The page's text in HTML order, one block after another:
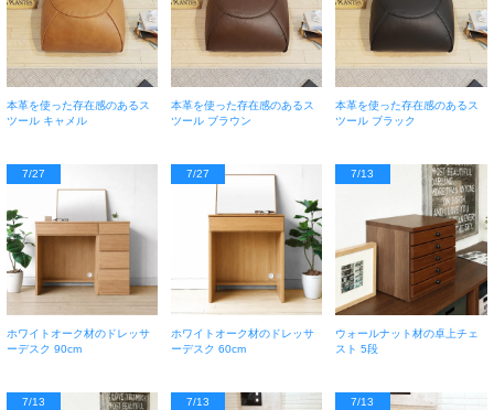
本革を使った存在感のあるス
ツール キャメル
本革を使った存在感のあるス
ツール ブラウン
本革を使った存在感のあるス
ツール ブラック
7/27
ホワイトオーク材のドレッサ
ーデスク 90cm
7/27
ホワイトオーク材のドレッサ
ーデスク 60cm
7/13
ウォールナット材の卓上チェ
スト 5段
7/13 7/13 7/13